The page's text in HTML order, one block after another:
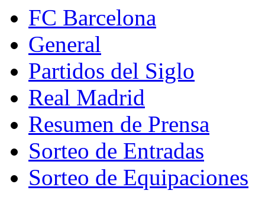
FC Barcelona
General
Partidos del Siglo
Real Madrid
Resumen de Prensa
Sorteo de Entradas
Sorteo de Equipaciones